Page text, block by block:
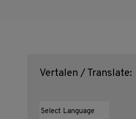
Vertalen / Translate: